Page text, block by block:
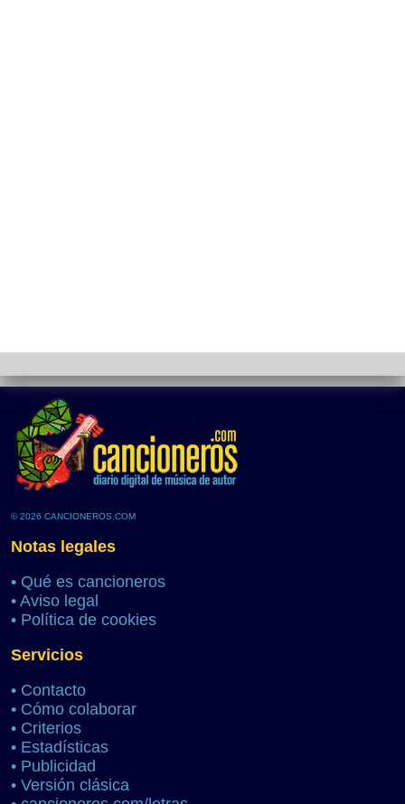
© 2026 CANCIONEROS.COM
Notas legales
• Qué es cancioneros
• Aviso legal
• Política de cookies
Servicios
• Contacto
• Cómo colaborar
• Criterios
• Estadísticas
• Publicidad
• Versión clásica